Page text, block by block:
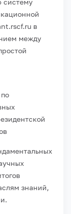
в
между
знаний,